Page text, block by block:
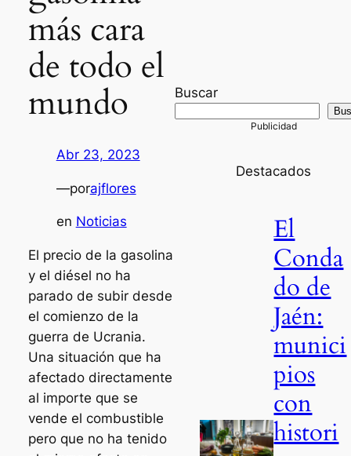
más cara
de todo el
mundo
Abr 23, 2023
—porajflores
en Noticias
El precio de la gasolina
y el diésel no ha
parado de subir desde
el comienzo de la
guerra de Ucrania.
Una situación que ha
afectado directamente
al importe que se
vende el combustible
pero que no ha tenido
Buscar
Destacados
El
Conda
do de
Jaén:
munici
pios
con
histori